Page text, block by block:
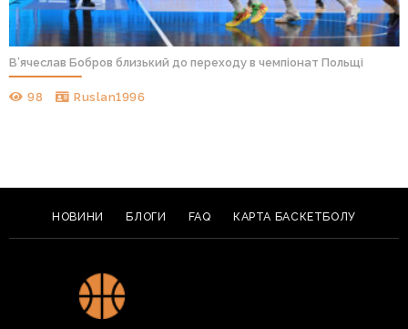
В’ячеслав Бобров близький до переходу в чемпіонат Польщі
98 Ruslan1996
НОВИНИ БЛОГИ FAQ КАРТА БАСКЕТБОЛУ